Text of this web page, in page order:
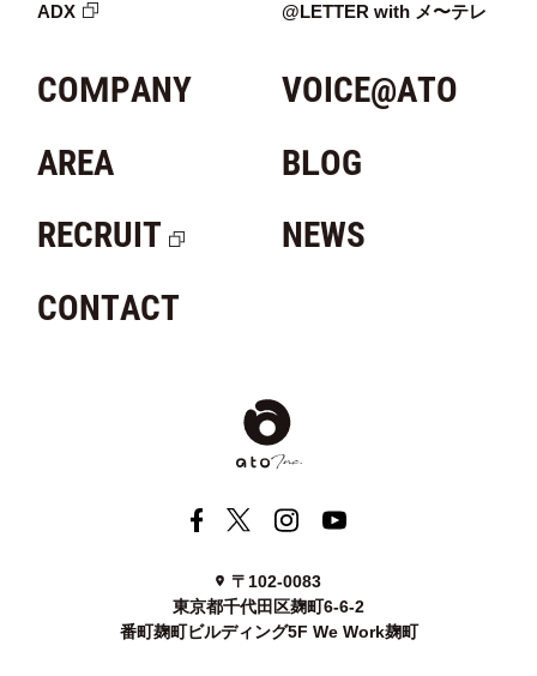
ADX @LETTER with メ〜テレ
COMPANY
AREA
RECRUIT
VOICE@ATO
BLOG
NEWS
CONTACT
〒102-0083
東京都千代田区麹町6-6-2
番町麹町ビルディング5F We Work麹町